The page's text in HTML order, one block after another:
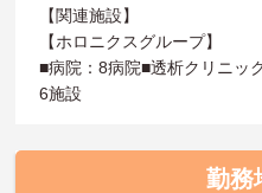
【関連施設】
【ホロニクスグループ】
■病院：8病院■透析クリニッ
6施設
勤務